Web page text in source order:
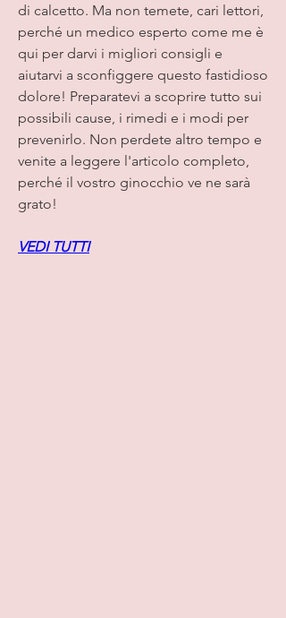
di calcetto. Ma non temete, cari lettori,
perché un medico esperto come me è
qui per darvi i migliori consigli e
aiutarvi a sconfiggere questo fastidioso
dolore! Preparatevi a scoprire tutto sui
possibili cause, i rimedi e i modi per
prevenirlo. Non perdete altro tempo e
venite a leggere l'articolo completo,
perché il vostro ginocchio ve ne sarà
grato!
VEDI TUTTI